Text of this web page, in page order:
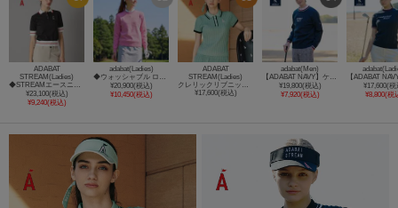
ADABAT
STREAM(Ladies)
¥23,100(税込)
¥9,240(税込)
adabat(Ladies)
¥20,900(税込)
¥10,450(税込)
ADABAT
STREAM(Ladies)
¥17,600(税込)
adabat(Men)
¥19,800(税込)
¥7,920(税込)
¥17,600(税
¥8,800(税